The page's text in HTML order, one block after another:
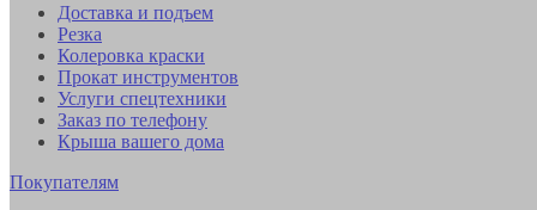
Доставка и подъем
Резка
Колеровка краски
Прокат инструментов
Услуги спецтехники
Заказ по телефону
Крыша вашего дома
Покупателям